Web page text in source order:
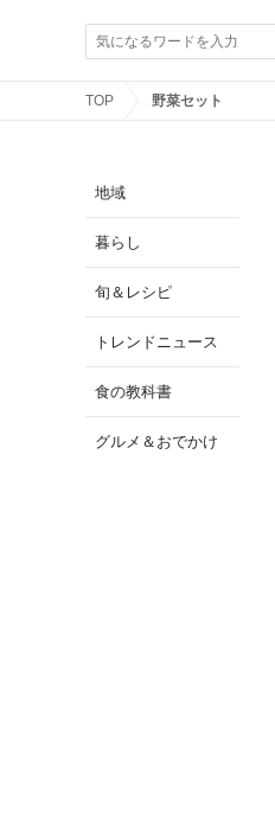
TOP 野菜セット
地域
暮らし
旬＆レシピ
トレンドニュース
食の教科書
グルメ＆おでかけ